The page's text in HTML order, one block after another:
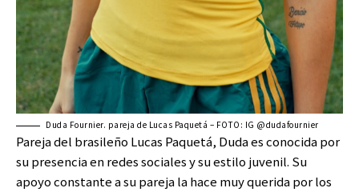
Duda Fournier. pareja de Lucas Paquetá – FOTO: IG @dudafournier
Pareja del brasileño Lucas Paquetá, Duda es conocida por
su presencia en redes sociales y su estilo juvenil. Su
apoyo constante a su pareja la hace muy querida por los